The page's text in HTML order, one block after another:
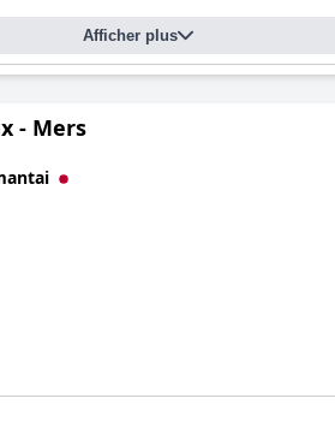
Afficher plus
- Mers